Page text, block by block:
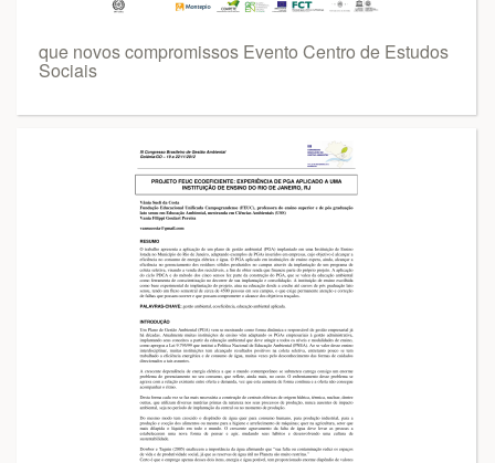
que novos compromissos Evento Centro de Estudos
Sociais